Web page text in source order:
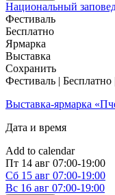
Национальный
Фестиваль
Бесплатно
Ярмарка
Выставка
Сохранить
Фестиваль |
Выставка-ярмарка
Дата и время
Add to calendar
Пт 14 авг 07:00-19:00
Сб 15 авг 07:00-19:00
Вс 16 авг 07:00-19:00